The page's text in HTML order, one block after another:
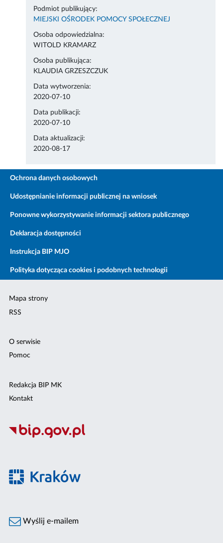
Podmiot publikujący:
MIEJSKI OŚRODEK POMOCY SPOŁECZNEJ
Osoba odpowiedzialna:
WITOLD KRAMARZ
Osoba publikująca:
KLAUDIA GRZESZCZUK
Data wytworzenia:
2020-07-10
Data publikacji:
2020-07-10
Data aktualizacji:
2020-08-17
Ochrona danych osobowych
Udostępnianie informacji publicznej na wniosek
Ponowne wykorzystywanie informacji sektora publicznego
Deklaracja dostępności
Instrukcja BIP MJO
Polityka dotycząca cookies i podobnych technologii
Mapa strony
RSS
O serwisie
Pomoc
Redakcja BIP MK
Kontakt
Wyślij e-mailem